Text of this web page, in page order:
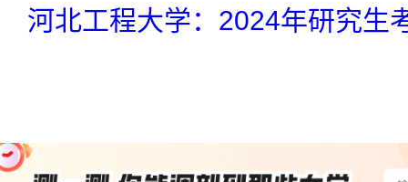
河北工程大学：2024年研究生